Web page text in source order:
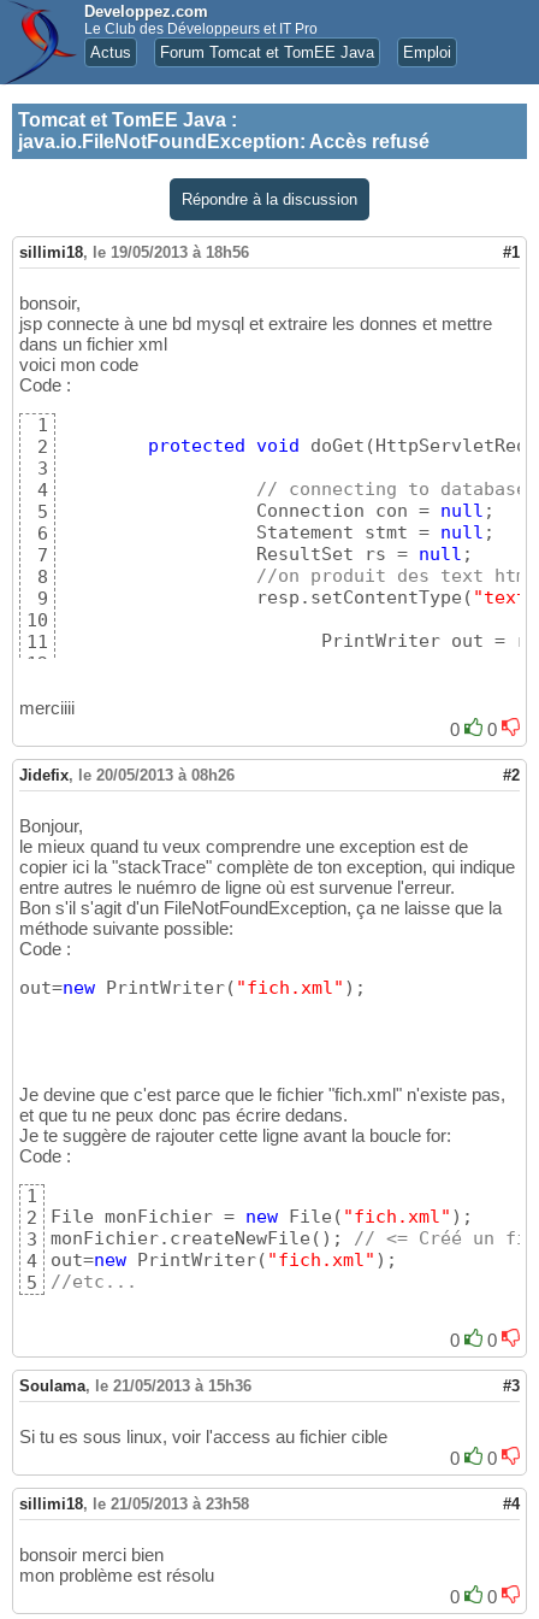
Developpez.com
Le Club des Développeurs et IT Pro
Actus Forum Tomcat et TomEE Java Emploi
Tomcat et TomEE Java :
java.io.FileNotFoundException: Accès refusé
Répondre à la discussion
sillimi18, le 19/05/2013 à 18h56 #1
bonsoir,
jsp connecte à une bd mysql et extraire les donnes et mettre
dans un fichier xml
voici mon code
Code :
1
2
3
4
5
6
7
8
9
10
11
12
14
16
17
18
19
20
21
22
23
24
25
27
32
33
34
35
36
37
38
39
40
41
44
45
46
48
50
51
protected void doGet (
// connecting to database
		  Connection con =
null ;
		  Statement stmt =
null ;
		  ResultSet rs =
null ;
//on produit des text html
		  resp.setContentType
( "text/
PrintWriter out =
		  Class.forName
(
"jdbc:mysql://
con
		  rs = stmt.executeQuery
		  Vector v1 =
new Vector()
while(rs.next()){
  			rowSet.add
//
}
for
( int i=0;i<v1.size )
			  System.out.println
			  out.println
(
			  out.println
			  out.println
("</
			  System.out.println
merciiii
0
0
Jidefix, le 20/05/2013 à 08h26 #2
Bonjour,
le mieux quand tu veux comprendre une exception est de
copier ici la "stackTrace" complète de ton exception, qui indique
entre autres le nuémro de ligne où est survenue l'erreur.
Bon s'il s'agit d'un FileNotFoundException, ça ne laisse que la
méthode suivante possible:
Code :
out=new PrintWriter( "fich.xml" ) ;
Je devine que c'est parce que le fichier "fich.xml" n'existe pas,
et que tu ne peux donc pas écrire dedans.
Je te suggère de rajouter cette ligne avant la boucle for:
Code :
1
2
3
4
5
File monFichier = new File ( "fich.xml" ) ;
monFichier.createNewFile ( ) ; // <= Créé un
out=new PrintWriter( "fich.xml" )
//etc...
0 0
Soulama, le 21/05/2013 à 15h36 #3
Si tu es sous linux, voir l'access au fichier cible
0
0
sillimi18, le 21/05/2013 à 23h58 #4
bonsoir merci bien
mon problème est résolu
0
0